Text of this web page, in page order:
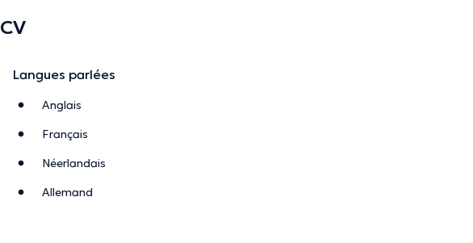
CV
Langues parlées
Anglais
Français
Néerlandais
Allemand